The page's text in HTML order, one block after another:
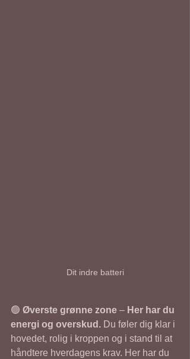
Dit indre batteri
🟢 Øverste grønne zone – Her har du
energi og overskud. Du føler dig klar i
hovedet, rolig i kroppen og i stand til at
håndtere hverdagens krav. Her har du